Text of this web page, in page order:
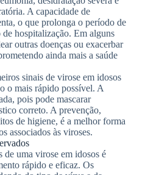
A capacidade de
o que prolonga o período de
hospitalização. Em alguns
outras doenças ou exacerbar
ainda mais a saúde
sinais de virose em idosos
o mais rápido possível. A
pois pode mascarar
correto. A prevenção,
de higiene, é a melhor forma
associados às viroses.
de uma virose em idosos é
rápido e eficaz. Os